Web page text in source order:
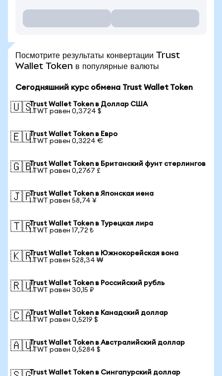
Посмотрите результаты конвертации Trust
Wallet Token в популярные валюты
Сегодняшний курс обмена Trust Wallet Token
🇺🇸Trust Wallet Token в Доллар США
1 TWT равен 0,3724 $
🇪🇺Trust Wallet Token в Евро
1 TWT равен 0,3224 €
🇬🇧Trust Wallet Token в Британский фунт стерлингов
1 TWT равен 0,2767 £
🇯🇵Trust Wallet Token в Японская иена
1 TWT равен 58,74 ¥
🇹🇷Trust Wallet Token в Турецкая лира
1 TWT равен 17,72 ₺
🇰🇷Trust Wallet Token в Южнокорейская вона
1 TWT равен 528,34 ₩
🇷🇺Trust Wallet Token в Российский рубль
1 TWT равен 30,15 ₽
🇨🇦Trust Wallet Token в Канадский доллар
1 TWT равен 0,5219 $
🇦🇺Trust Wallet Token в Австралийский доллар
1 TWT равен 0,5284 $
Trust Wallet Token в Сингапурский доллар